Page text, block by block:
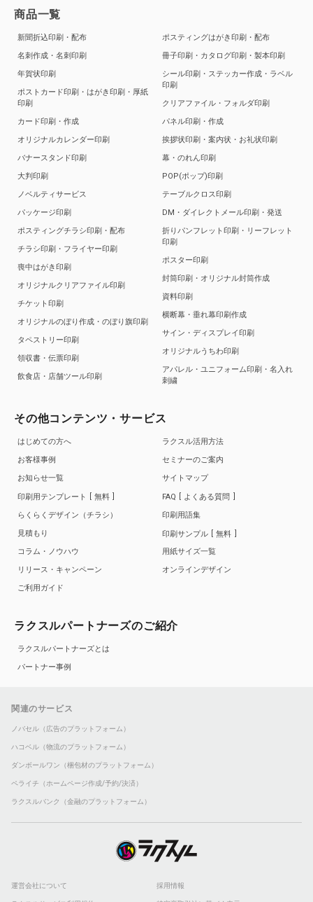
商品一覧
新聞折込印刷・配布
名刺作成・名刺印刷
年賀状印刷
ポストカード印刷・はがき印刷・厚紙
印刷
カード印刷・作成
オリジナルカレンダー印刷
バナースタンド印刷
大判印刷
ノベルティサービス
パッケージ印刷
ポスティングチラシ印刷・配布
チラシ印刷・フライヤー印刷
喪中はがき印刷
オリジナルクリアファイル印刷
チケット印刷
オリジナルのぼり作成・のぼり旗印刷
タペストリー印刷
領収書・伝票印刷
飲食店・店舗ツール印刷
ポスティングはがき印刷・配布
冊子印刷・カタログ印刷・製本印刷
シール印刷・ステッカー作成・ラベル
印刷
クリアファイル・フォルダ印刷
パネル印刷・作成
挨拶状印刷・案内状・お礼状印刷
幕・のれん印刷
POP(ポップ)印刷
テーブルクロス印刷
DM・ダイレクトメール印刷・発送
折りパンフレット印刷・リーフレット
印刷
ポスター印刷
封筒印刷・オリジナル封筒作成
資料印刷
横断幕・垂れ幕印刷作成
サイン・ディスプレイ印刷
オリジナルうちわ印刷
アパレル・ユニフォーム印刷・名入れ
刺繍
その他コンテンツ・サービス
はじめての方へ
お客様事例
お知らせ一覧
印刷用テンプレート
無料
らくらくデザイン（チラシ）
見積もり
コラム・ノウハウ
リリース・キャンペーン
ご利用ガイド
ラクスル活用方法
セミナーのご案内
サイトマップ
FAQ
よくある質問
印刷用語集
印刷サンプル
無料
用紙サイズ一覧
オンラインデザイン
ラクスルパートナーズのご紹介
ラクスルパートナーズとは
パートナー事例
関連のサービス
ノバセル（広告のプラットフォーム）
ハコベル（物流のプラットフォーム）
ダンボールワン（梱包材のプラットフォーム）
ペライチ（ホームページ作成/予約/決済）
ラクスルバンク（金融のプラットフォーム）
運営会社について 採用情報